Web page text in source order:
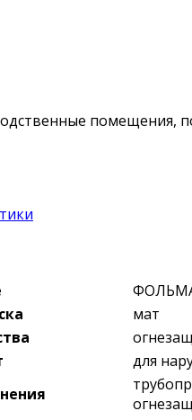
помещения,
мат
для